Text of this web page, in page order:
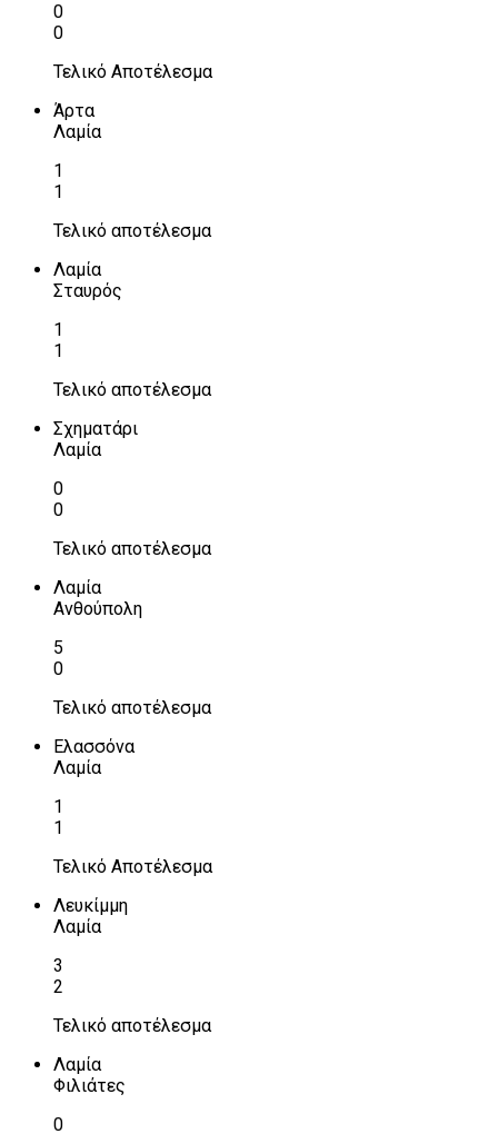
0
0
Τελικό Αποτέλεσμα
Άρτα
Λαμία
1
1
Τελικό αποτέλεσμα
Λαμία
Σταυρός
1
1
Τελικό αποτέλεσμα
Σχηματάρι
Λαμία
0
0
Τελικό αποτέλεσμα
Λαμία
Ανθούπολη
5
0
Τελικό αποτέλεσμα
Ελασσόνα
Λαμία
1
1
Τελικό Αποτέλεσμα
Λευκίμμη
Λαμία
3
2
Τελικό αποτέλεσμα
Λαμία
Φιλιάτες
0